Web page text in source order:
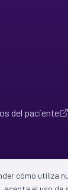
del paciente
cómo utiliza